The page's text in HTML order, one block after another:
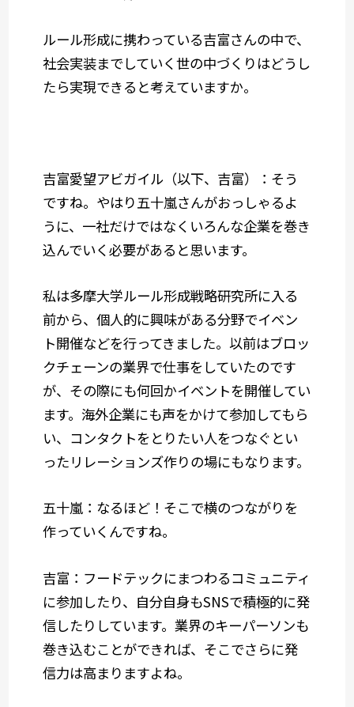
ルール形成に携わっている吉富さんの中で、
社会実装までしていく世の中づくりはどうし
たら実現できると考えていますか。
吉富愛望アビガイル（以下、吉富）：そう
ですね。やはり五十嵐さんがおっしゃるよ
うに、一社だけではなくいろんな企業を巻き
込んでいく必要があると思います。
私は多摩大学ルール形成戦略研究所に入る
前から、個人的に興味がある分野でイベン
ト開催などを行ってきました。以前はブロッ
クチェーンの業界で仕事をしていたのです
が、その際にも何回かイベントを開催してい
ます。海外企業にも声をかけて参加してもら
い、コンタクトをとりたい人をつなぐとい
ったリレーションズ作りの場にもなります。
五十嵐：なるほど！そこで横のつながりを
作っていくんですね。
吉富：フードテックにまつわるコミュニティ
に参加したり、自分自身もSNSで積極的に発
信したりしています。業界のキーパーソンも
巻き込むことができれば、そこでさらに発
信力は高まりますよね。